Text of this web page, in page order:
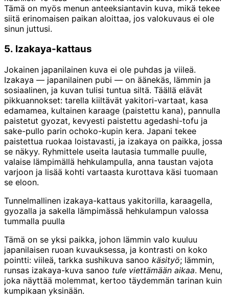
Tämä on myös menun anteeksiantavin kuva, mikä tekee
siitä erinomaisen paikan aloittaa, jos valokuvaus ei ole
sinun juttusi.
5. Izakaya-kattaus
Jokainen japanilainen kuva ei ole puhdas ja viileä.
Izakaya — japanilainen pubi — on äänekäs, lämmin ja
sosiaalinen, ja kuvan tulisi tuntua siltä. Täällä elävät
pikkuannokset: tarella kiiltävät yakitori-vartaat, kasa
edamamea, kultainen karaage (paistettu kana), pannulla
paistetut gyozat, kevyesti paistettu agedashi-tofu ja
sake-pullo parin ochoko-kupin kera. Japani tekee
paistettua ruokaa loistavasti, ja izakaya on paikka, jossa
se näkyy. Ryhmittele useita lautasia tummalle puulle,
valaise lämpimällä hehkulampulla, anna taustan vajota
varjoon ja lisää kohti vartaasta kurottava käsi tuomaan
se eloon.
Tunnelmallinen izakaya-kattaus yakitorilla, karaagella,
gyozalla ja sakella lämpimässä hehkulampun valossa
tummalla puulla
Tämä on se yksi paikka, johon lämmin valo kuuluu
japanilaisen ruoan kuvauksessa, ja kontrasti on koko
pointti: viileä, tarkka sushikuva sanoo käsityö; lämmin,
runsas izakaya-kuva sanoo tule viettämään aikaa. Menu,
joka näyttää molemmat, kertoo täydemmän tarinan kuin
kumpikaan yksinään.